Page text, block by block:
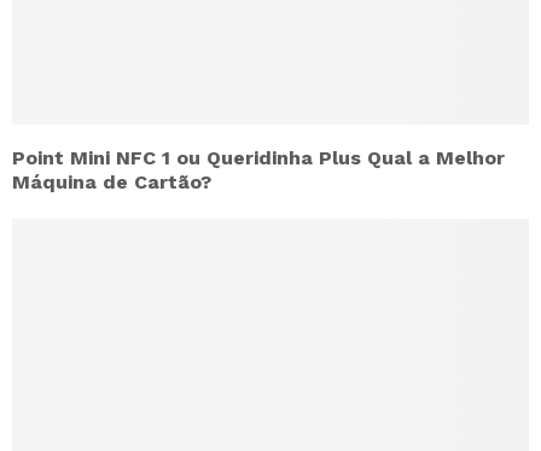
Point Mini NFC 1 ou Queridinha Plus Qual a Melhor
Máquina de Cartão?